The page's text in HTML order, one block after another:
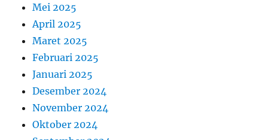
Mei 2025
April 2025
Maret 2025
Februari 2025
Januari 2025
Desember 2024
November 2024
Oktober 2024